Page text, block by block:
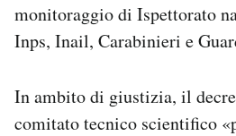
monitoraggio di Ispettorato
Inps, Inail, Carabinieri e
In ambito di giustizia, il
comitato tecnico scientifico